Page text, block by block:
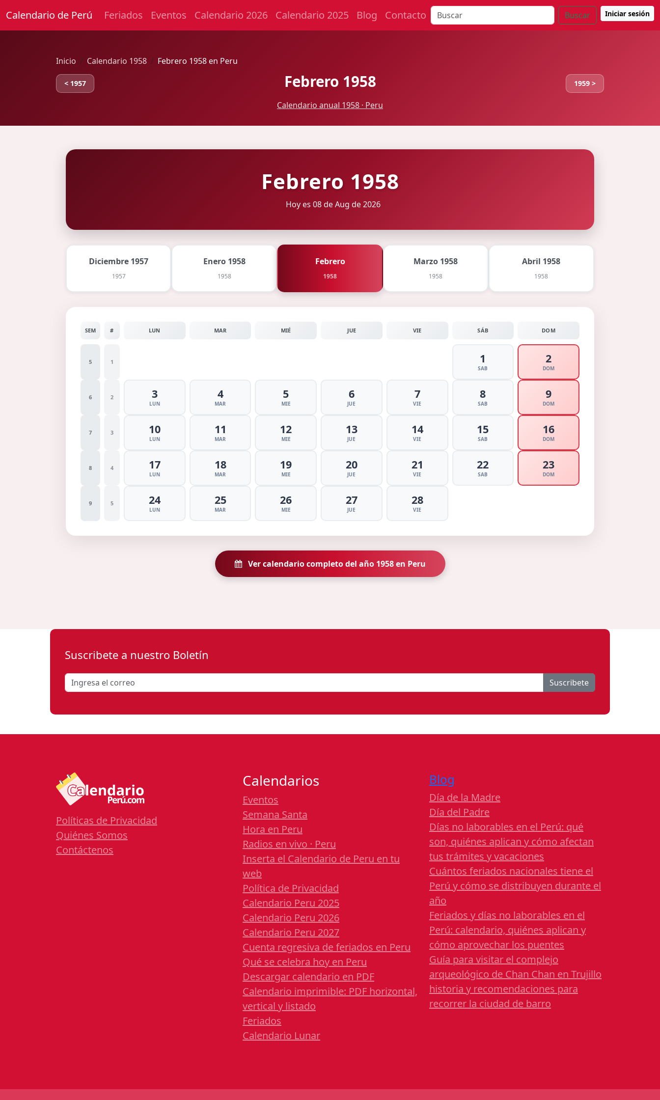
Calendario de Perú Feriados Eventos Calendario 2026 Calendario 2025 Blog Contacto Buscar Iniciar sesión
Inicio Calendario 1958 Febrero 1958 en Peru
< 1957 Febrero 1958 1959 >
Calendario anual 1958 · Peru
Febrero 1958
Hoy es 08 de Aug de 2026
Diciembre 1957
1957
Enero 1958
1958
Febrero
1958
Marzo 1958
1958
Abril 1958
1958
SEM # LUN MAR MIÉ JUE VIE SÁB DOM
5 1 1
SAB
2
DOM
6 2 3
LUN
4
MAR
5
MIE
6
JUE
7
VIE
8
SAB
9
DOM
7 3 10
LUN
11
MAR
12
MIE
13
JUE
14
VIE
15
SAB
16
DOM
8 4 17
LUN
18
MAR
19
MIE
20
JUE
21
VIE
22
SAB
23
DOM
9 5 24
LUN
25
MAR
26
MIE
27
JUE
28
VIE
Ver calendario completo del año 1958 en Peru
Suscribete a nuestro Boletín
Suscribete
Políticas de Privacidad
Quiénes Somos
Contáctenos
Calendarios
Eventos
Semana Santa
Hora en Peru
Radios en vivo · Peru
Inserta el Calendario de Peru en tu
web
Política de Privacidad
Calendario Peru 2025
Calendario Peru 2026
Calendario Peru 2027
Cuenta regresiva de feriados en Peru
Qué se celebra hoy en Peru
Descargar calendario en PDF
Calendario imprimible: PDF horizontal,
vertical y listado
Feriados
Calendario Lunar
Blog
Día de la Madre
Día del Padre
Días no laborables en el Perú: qué
son, quiénes aplican y cómo afectan
tus trámites y vacaciones
Cuántos feriados nacionales tiene el
Perú y cómo se distribuyen durante el
año
Feriados y días no laborables en el
Perú: calendario, quiénes aplican y
cómo aprovechar los puentes
Guía para visitar el complejo
arqueológico de Chan Chan en Trujillo
historia y recomendaciones para
recorrer la ciudad de barro